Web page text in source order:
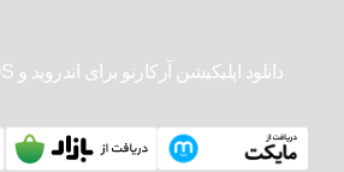
دانلود اپلیکیشن آرکارنو برای اندروید و iOS